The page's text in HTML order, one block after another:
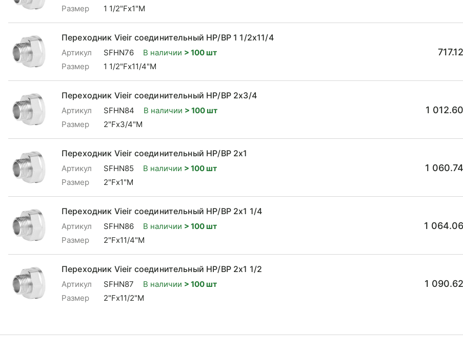
Размер
1 1/2"Fx1"М
Переходник Vieir соединительный НР/ВР 1 1/2x11/4
Артикул SFHN76 В наличии > 100 шт
Размер
1 1/2"Fx11/4"M
Переходник Vieir соединительный НР/ВР 2x3/4
Артикул SFHN84 В наличии > 100 шт
Размер
2"Fx3/4"М
1
Переходник Vieir соединительный НР/ВР 2x1
Артикул SFHN85 В наличии > 100 шт
Размер
2"Fx1"М
1
Переходник Vieir соединительный НР/ВР 2x1 1/4
Артикул SFHN86 В наличии > 100 шт
Размер
2"Fx11/4"M
1
Переходник Vieir соединительный НР/ВР 2x1 1/2
Артикул SFHN87 В наличии > 100 шт
Размер
2"Fx11/2"M
1